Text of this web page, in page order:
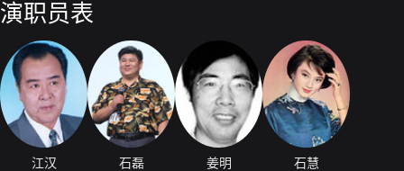
演职员表
江汉 石磊 姜明 石慧